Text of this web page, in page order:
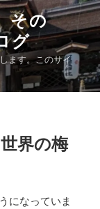
その
グ
ます。このサイ
界の梅
になっていま